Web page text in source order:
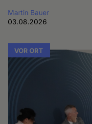
Martin Bauer
03.08.2026
VOR ORT